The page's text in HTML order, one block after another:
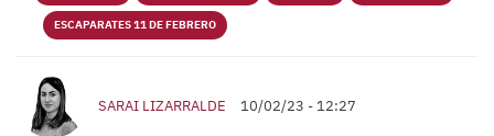
ESCAPARATES 11 DE FEBRERO
SARAI LIZARRALDE 10/02/23 - 12:27